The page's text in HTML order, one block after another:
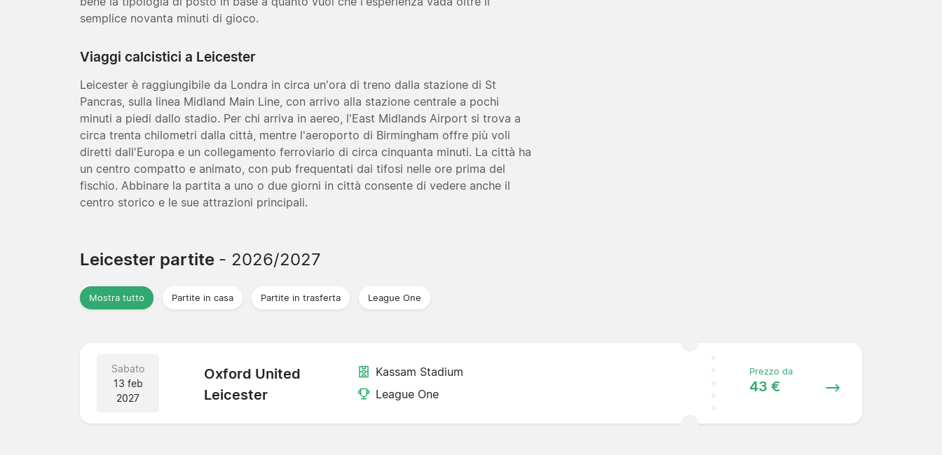
semplice novanta minuti di gioco.
Viaggi calcistici a Leicester
Leicester è raggiungibile da Londra in circa un'ora di treno dalla stazione di St
Pancras, sulla linea Midland Main Line, con arrivo alla stazione centrale a pochi
minuti a piedi dallo stadio. Per chi arriva in aereo, l'East Midlands Airport si trova a
circa trenta chilometri dalla città, mentre l'aeroporto di Birmingham offre più voli
diretti dall'Europa e un collegamento ferroviario di circa cinquanta minuti. La città ha
un centro compatto e animato, con pub frequentati dai tifosi nelle ore prima del
fischio. Abbinare la partita a uno o due giorni in città consente di vedere anche il
centro storico e le sue attrazioni principali.
Leicester partite - 2026/2027
Mostra tutto Partite in casa Partite in trasferta League One
Sabato
13 feb
2027
Oxford United
Leicester
Kassam Stadium
League One
Prezzo da
43 €